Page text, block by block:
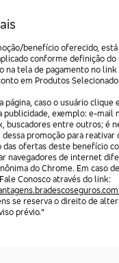
benefício oferecido,
conforme definição do
na tela de pagamento no
em Produtos
página, caso o usuário clique
publicidade, exemplo: e-mail
buscadores entre outros; é
promoção para reativar
das ofertas deste benefício
navegadores de internet
do Chrome. Em caso
Conosco através do link:
se reserva o direito de
prévio."